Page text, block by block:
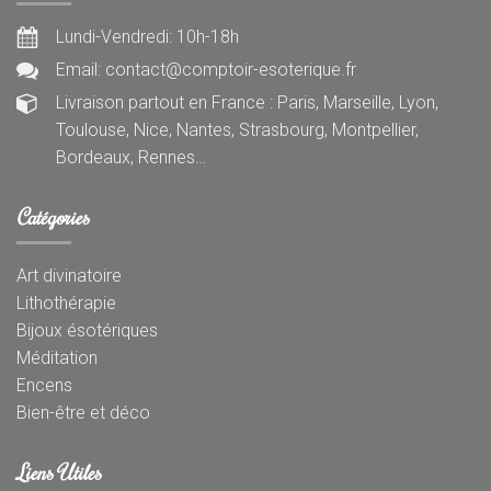
Lundi-Vendredi: 10h-18h
Email: contact@comptoir-esoterique.fr
Livraison partout en France : Paris, Marseille, Lyon,
Toulouse, Nice, Nantes, Strasbourg, Montpellier,
Bordeaux, Rennes…
Catégories
Art divinatoire
Lithothérapie
Bijoux ésotériques
Méditation
Encens
Bien-être et déco
Liens Utiles